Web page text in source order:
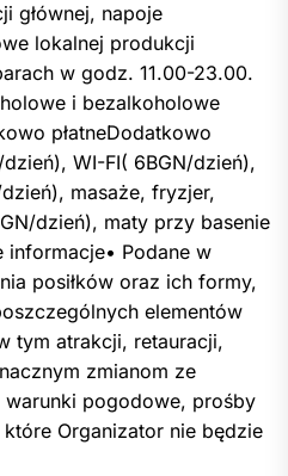
głównej, napoje
lokalnej produkcji
w godz. 11.00-23.00.
i bezalkoholowe
płatneDodatkowo
WI-FI( 6BGN/dzień),
masaże, fryzjer,
dzień), maty przy basenie
informacje• Podane w
posiłków oraz ich formy,
elementów
tym atrakcji, retauracji,
zmianom ze
pogodowe, prośby
Organizator nie będzie